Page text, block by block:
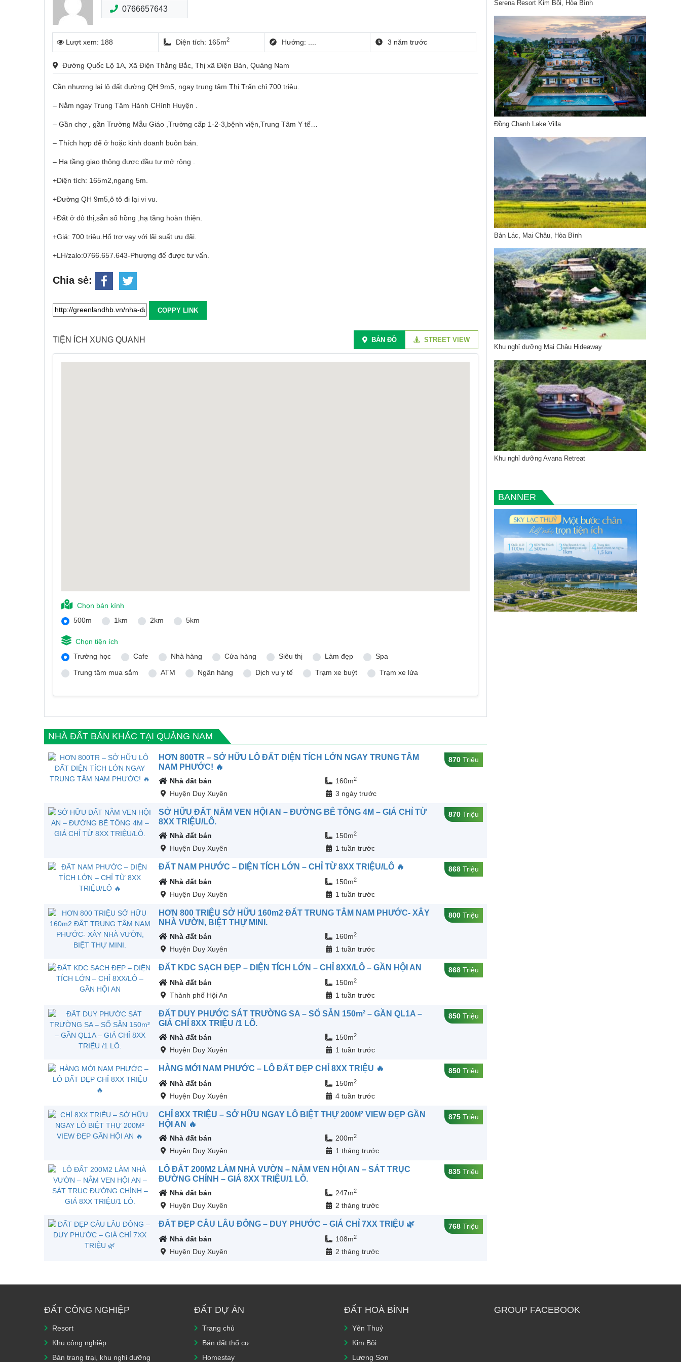
0766657643
Lượt xem: 188 Diện tích: 165m2 Hướng: .... 3 năm trước
Đường Quốc Lộ 1A, Xã Điện Thắng Bắc, Thị xã Điện Bàn, Quảng Nam
Cần nhượng lại lô đất đường QH 9m5, ngay trung tâm Thị Trấn chỉ 700 triệu.
– Nằm ngay Trung Tâm Hành CHính Huyện .
– Gần chợ , gần Trường Mẫu Giáo ,Trường cấp 1-2-3,bệnh viện,Trung Tâm Y tế…
– Thích hợp để ở hoặc kinh doanh buôn bán.
– Hạ tầng giao thông được đầu tư mở rộng .
+Diện tích: 165m2,ngang 5m.
+Đường QH 9m5,ô tô đi lại vi vu.
+Đất ở đô thị,sẵn sổ hồng ,hạ tầng hoàn thiện.
+Giá: 700 triệu.Hổ trợ vay với lãi suất ưu đãi.
+LH/zalo:0766.657.643-Phượng để được tư vấn.
Chia sẻ:
COPPY LINK
TIỆN ÍCH XUNG QUANH BẢN ĐỒ STREET VIEW
Chọn bán kính
500m
1km 2km 5km
Chọn tiện ích
Trường học
Cafe Nhà hàng Cửa hàng Siêu thị Làm đẹp
Spa
Trung tâm mua sắm
ATM Ngân hàng Dịch vụ y tế Trạm xe buýt Trạm xe lửa
NHÀ ĐẤT BÁN KHÁC TẠI QUẢNG NAM
HƠN 800TR – SỞ HỮU LÔ ĐẤT DIỆN TÍCH LỚN NGAY TRUNG TÂM
NAM PHƯỚC! 🔥
870 Triệu
Nhà đất bán 160m2
Huyện Duy Xuyên 3 ngày trước
SỞ HỮU ĐẤT NẰM VEN HỘI AN – ĐƯỜNG BÊ TÔNG 4M – GIÁ CHỈ TỪ
8XX TRIỆU/LÔ.
870 Triệu
Nhà đất bán 150m2
Huyện Duy Xuyên 1 tuần trước
ĐẤT NAM PHƯỚC – DIỆN TÍCH LỚN – CHỈ TỪ 8XX TRIỆU/LÔ 🔥 868 Triệu
Nhà đất bán
150m2
Huyện Duy Xuyên 1 tuần trước
HƠN 800 TRIỆU SỞ HỮU 160m2 ĐẤT TRUNG TÂM NAM PHƯỚC- XÂY
NHÀ VƯỜN, BIỆT THỰ MINI.
800 Triệu
Nhà đất bán 160m2
Huyện Duy Xuyên 1 tuần trước
ĐẤT KDC SẠCH ĐẸP – DIỆN TÍCH LỚN – CHỈ 8XX/LÔ – GẦN HỘI AN 868 Triệu
Nhà đất bán
150m2
Thành phố Hội An 1 tuần trước
ĐẤT DUY PHƯỚC SÁT TRƯỜNG SA – SỔ SẴN 150m² – GẦN QL1A –
GIÁ CHỈ 8XX TRIỆU /1 LÔ.
850 Triệu
Nhà đất bán 150m2
Huyện Duy Xuyên 1 tuần trước
HÀNG MỚI NAM PHƯỚC – LÔ ĐẤT ĐẸP CHỈ 8XX TRIỆU 🔥 850 Triệu
Nhà đất bán
150m2
Huyện Duy Xuyên 4 tuần trước
CHỈ 8XX TRIỆU – SỞ HỮU NGAY LÔ BIỆT THỰ 200M² VIEW ĐẸP GẦN
HỘI AN 🔥
875 Triệu
Nhà đất bán 200m2
Huyện Duy Xuyên 1 tháng trước
LÔ ĐẤT 200M2 LÀM NHÀ VƯỜN – NẰM VEN HỘI AN – SÁT TRỤC
ĐƯỜNG CHÍNH – GIÁ 8XX TRIỆU/1 LÔ.
835 Triệu
Nhà đất bán 247m2
Huyện Duy Xuyên 2 tháng trước
ĐẤT ĐẸP CÂU LÂU ĐÔNG – DUY PHƯỚC – GIÁ CHỈ 7XX TRIỆU 🌿 768 Triệu
Nhà đất bán
108m2
Huyện Duy Xuyên 2 tháng trước
Serena Resort Kim Bôi, Hòa Bình
Đồng Chanh Lake Villa
Bản Lác, Mai Châu, Hòa Bình
Khu nghỉ dưỡng Mai Châu Hideaway
Khu nghỉ dưỡng Avana Retreat
BANNER
ĐẤT CÔNG NGHIỆP
Resort
Khu công nghiệp
Bán trang trại, khu nghỉ dưỡng
ĐẤT DỰ ÁN
Trang chủ
Bán đất thổ cư
Homestay
ĐẤT HOÀ BÌNH
Yên Thuỷ
Kim Bôi
Lương Sơn
GROUP FACEBOOK